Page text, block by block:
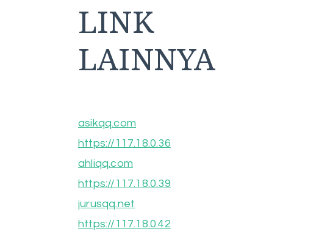
LINK
LAINNYA
asikqq.com
https://117.18.0.36
ahliqq.com
https://117.18.0.39
jurusqq.net
https://117.18.0.42